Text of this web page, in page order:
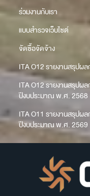
ร่วมงานกับเรา
แบบสำรวจเว็บไซต์
จัดซื้อจัดจ้าง
ITA O12 รายงานสรุปผ
ITA O12 รายงานสรุปผ
ปีงบประมาณ พ.ศ. 2568
ITA O11 รายงานสรุปผ
ปีงบประมาณ พ.ศ. 2569